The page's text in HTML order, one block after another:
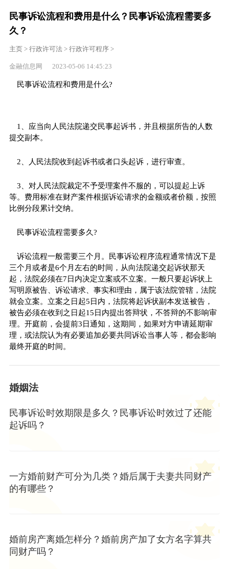
民事诉讼流程和费用是什么？民事诉讼流程需要多
久？
主页> 行政许可法> 行政许可程序>
金融信息网 2023-05-06 14:45:23
民事诉讼流程和费用是什么?
1、应当向人民法院递交民事起诉书，并且根据所告的人数
提交副本。
2、人民法院收到起诉书或者口头起诉，进行审查。
3、对人民法院裁定不予受理案件不服的，可以提起上诉
等。费用标准在财产案件根据诉讼请求的金额或者价额，按照
比例分段累计交纳。
民事诉讼流程需要多久?
诉讼流程一般需要三个月。民事诉讼程序流程通常情况下是
三个月或者是6个月左右的时间，从向法院递交起诉状那天
起，法院必须在7日内决定立案或不立案。一般只要起诉状上
写明原被告、诉讼请求、事实和理由，属于该法院管辖，法院
就会立案。立案之日起5日内，法院将起诉状副本发送被告，
被告必须在收到之日起15日内提出答辩状，不答辩的不影响审
理。开庭前，会提前3日通知，这期间，如果对方申请延期审
理，或法院认为有必要追加必要共同诉讼当事人等，都会影响
最终开庭的时间。
婚姻法
民事诉讼时效期限是多久？民事诉讼时效过了还能
起诉吗？
一方婚前财产可分为几类？婚后属于夫妻共同财产
的有哪些？
婚前房产离婚怎样分？婚前房产加了女方名字算共
同财产吗？